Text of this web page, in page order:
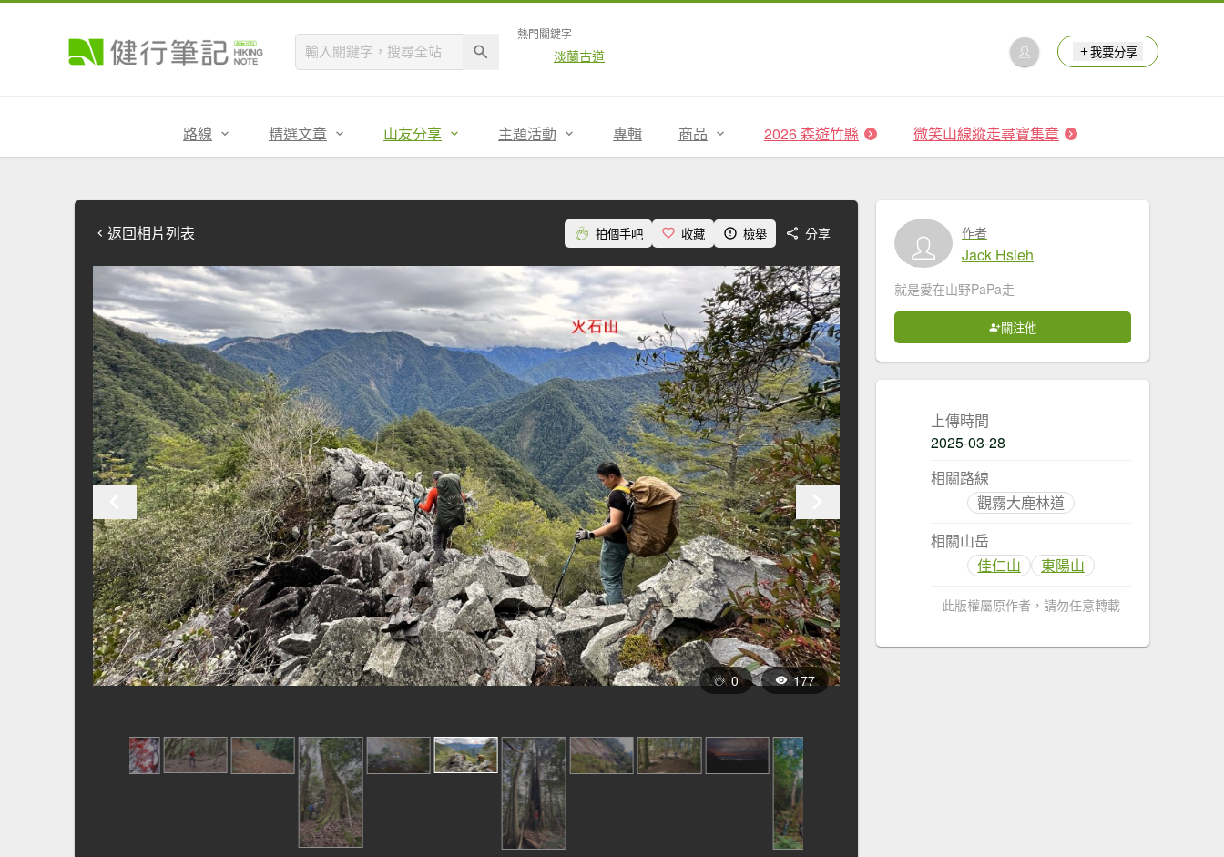
熱門關鍵字
淡蘭古道 我要分享
路線 精選文章 山友分享 主題活動 專輯 商品 2026 森遊竹縣 微笑山線縱走尋寶集章
返回相片列表 拍個手吧 收藏 檢舉 分享
0 177
作者
Jack Hsieh
就是愛在山野PaPa走
關注他
上傳時間
2025-03-28
相關路線
觀霧大鹿林道
相關山岳
佳仁山
東陽山
此版權屬原作者，請勿任意轉載